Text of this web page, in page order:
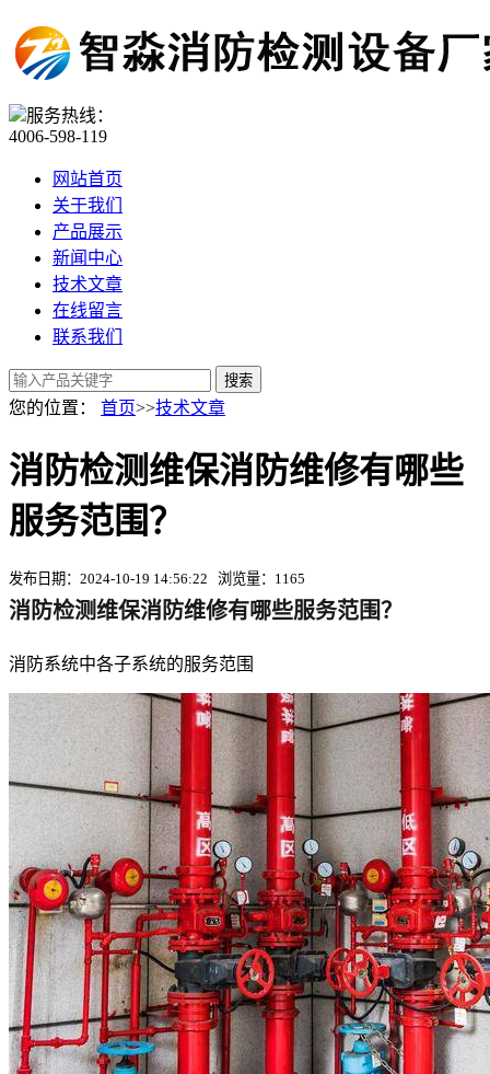
服务热线：
4006-598-119
网站首页
关于我们
产品展示
新闻中心
技术文章
在线留言
联系我们
您的位置： 首页>>技术文章
消防检测维保消防维修有哪些
服务范围？
发布日期：2024-10-19 14:56:22 浏览量：1165
消防检测维保消防维修有哪些服务范围？
消防系统中各子系统的服务范围